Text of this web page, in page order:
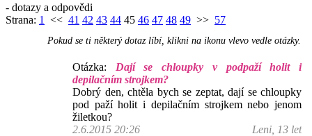
- dotazy a odpovědi
Strana: 1 << 41 42 43 44 45 46 47 48 49 >> 57
Pokud se ti některý dotaz líbí, klikni na ikonu vlevo vedle otázky.
Otázka: Dají se chloupky v podpaží holit i
depilačním strojkem?
Dobrý den, chtěla bych se zeptat, dají se chloupky
pod paží holit i depilačním strojkem nebo jenom
žiletkou?
2.6.2015 20:26
Leni, 13 let